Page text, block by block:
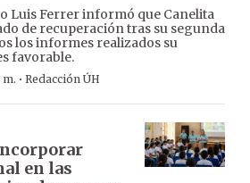
Luis Ferrer informó que Canelita
de recuperación tras su segunda
los informes realizados su
favorable.
m. · Redacción ÚH
en las